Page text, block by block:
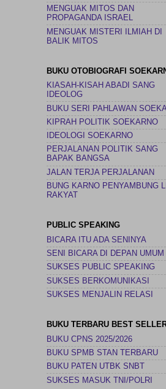
MENGUAK MITOS DAN
PROPAGANDA ISRAEL
MENGUAK MISTERI ILMIAH DI
BALIK MITOS
BUKU OTOBIOGRAFI
KIASAH-KISAH ABADI SANG
IDEOLOG
BUKU SERI PAHLAWAN
KIPRAH POLITIK SOEKARNO
IDEOLOGI SOEKARNO
PERJALANAN POLITIK SANG
BAPAK BANGSA
JALAN TERJA PERJALANAN
BUNG KARNO PENYAMBUNG
RAKYAT
PUBLIC SPEAKING
BICARA ITU ADA SENINYA
SENI BICARA DI DEPAN UMUM
SUKSES PUBLIC SPEAKING
SUKSES BERKOMUNIKASI
SUKSES MENJALIN RELASI
BUKU TERBARU BEST
BUKU CPNS 2025/2026
BUKU SPMB STAN TERBARU
BUKU PATEN UTBK SNBT
SUKSES MASUK TNI/POLRI